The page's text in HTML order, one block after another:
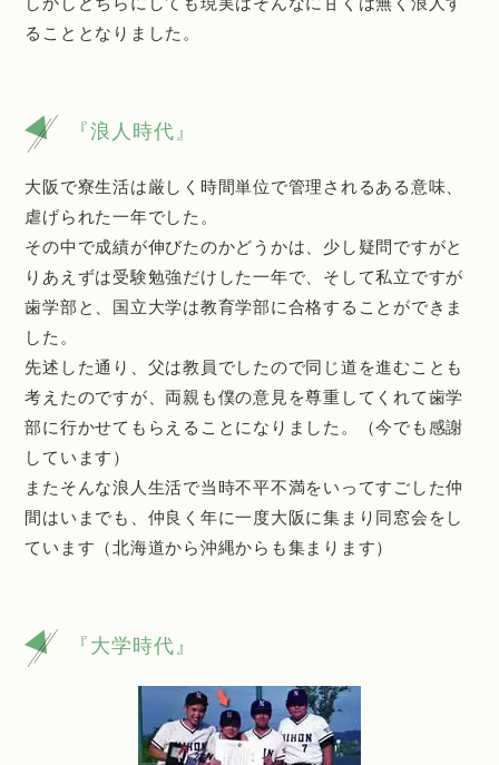
ることとなりました。
『浪人時代』
大阪で寮生活は厳しく時間単位で管理されるある意味、
虐げられた一年でした。
その中で成績が伸びたのかどうかは、少し疑問ですがと
りあえずは受験勉強だけした一年で、そして私立ですが
歯学部と、国立大学は教育学部に合格することができま
した。
先述した通り、父は教員でしたので同じ道を進むことも
考えたのですが、両親も僕の意見を尊重してくれて歯学
部に行かせてもらえることになりました。（今でも感謝
しています）
またそんな浪人生活で当時不平不満をいってすごした仲
間はいまでも、仲良く年に一度大阪に集まり同窓会をし
ています（北海道から沖縄からも集まります）
『大学時代』